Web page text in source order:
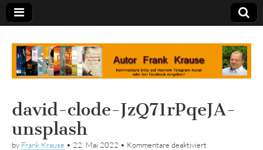
Tagebuch
david-clode-JzQ71rPqeJA-
unsplash
by Frank Krause • 22. Mai 2022 • Kommentare deaktiviert